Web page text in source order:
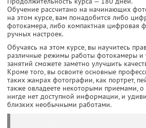
Обучение рассчитано на начинающих
на этом курсе, вам понадобится либо
фотокамера, либо компактная цифровая
ручных настроек.
Обучаясь на этом курсе, вы научитесь
различные режимы работы фотокамеры и
занятий сможете заметно улучшить
Кроме того, вы освоите основные
таких жанрах фотографии, как портрет,
также овладеете некоторыми приемами, о
нигде нет доступной информации, и
близких необычными работами.